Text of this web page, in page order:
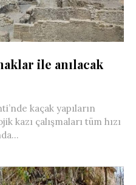
ile anılacak
kaçak yapıların
kazı çalışmaları tüm hızı